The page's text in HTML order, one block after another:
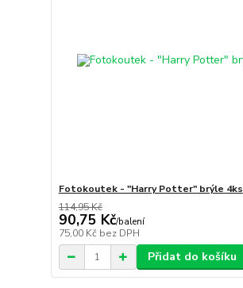
Fotokoutek - "Harry Potter" brýle 4ks
114,95 Kč
90,75 Kč/balení
75,00 Kč bez DPH
Přidat do košíku